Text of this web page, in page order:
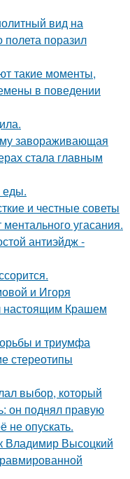
вид на
полета поразил
такие моменты,
в поведении
завораживающая
стала главным
еды.
и честные советы
угасания.
антиэйдж -
и Игоря
настоящим Крашем
и триумфа
стереотипы
выбор, который
он поднял правую
не опускать.
Владимир Высоцкий